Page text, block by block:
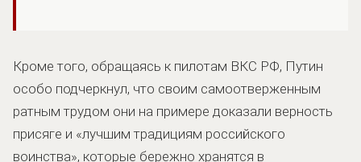
Кроме того, обращаясь к пилотам ВКС РФ, Путин
особо подчеркнул, что своим самоотверженным
ратным трудом они на примере доказали верность
присяге и «лучшим традициям российского
воинства», которые бережно хранятся в